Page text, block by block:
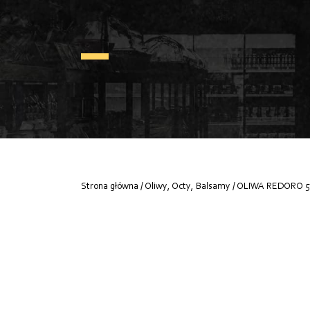
Strona główna / Oliwy, Octy, Balsamy / OLIWA REDORO